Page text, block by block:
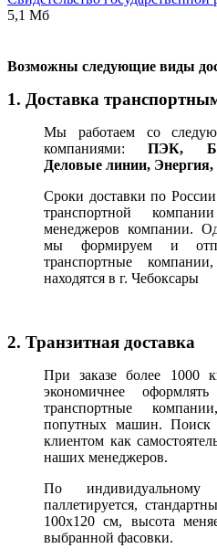
5,1 Мб
Возможны следующие виды
1. Доставка
Мы работаем со
компаниями:ПЭК,
Деловые линии,
Сроки доставки по
транспортной
менеджеров компании.
мы формируем и
транспортные
находятся в г. Чебоксары
2. Транзитная доставка
При заказе более 1000
экономичнее
транспортные
попутных машин. Поиск
клиентом как
наших менеджеров.
По индивидуальному
паллетируется,
100х120 см, высота
выбранной фасовки.